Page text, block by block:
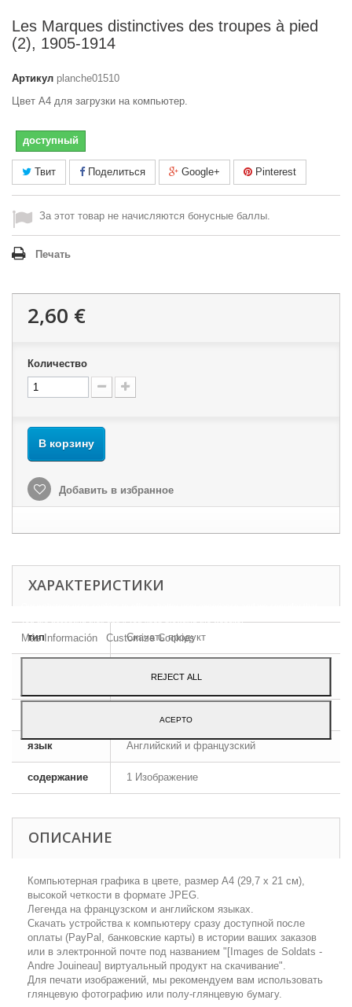
Les Marques distinctives des troupes à pied
(2), 1905-1914
Артикул planche01510
Цвет A4 для загрузки на компьютер.
доступный
Твит Поделиться Google+ Pinterest
За этот товар не начисляются бонусные баллы.
Печать
2,60 €
Количество
В корзину
Добавить в избранное
ХАРАКТЕРИСТИКИ
тип Скачать продукт
JPEG HD
A4 - 29,7 x 21 cm
язык Английский и французский
содержание 1 Изображение
ОПИСАНИЕ
Компьютерная графика в цвете, размер А4 (29,7 х 21 см),
высокой четкости в формате JPEG.
Легенда на французском и английском языках.
Скачать устройства к компьютеру сразу доступной после
оплаты (PayPal, банковские карты) в истории ваших заказов
или в электронной почте под названием "[Images de Soldats -
Аndre Jouineau] виртуальный продукт на скачивание".
Для печати изображений, мы рекомендуем вам использовать
глянцевую фотографию или полу-глянцевую бумагу.
Más Información Customize Cookies
REJECT ALL
ACEPTO